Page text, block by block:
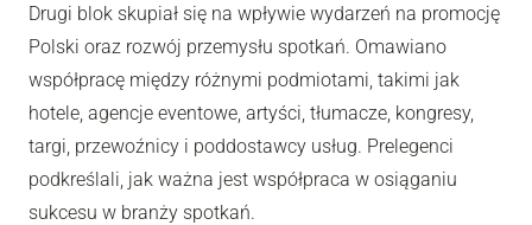
Drugi blok skupiał się na wpływie wydarzeń na promocję
Polski oraz rozwój przemysłu spotkań. Omawiano
współpracę między różnymi podmiotami, takimi jak
hotele, agencje eventowe, artyści, tłumacze, kongresy,
targi, przewoźnicy i poddostawcy usług. Prelegenci
podkreślali, jak ważna jest współpraca w osiąganiu
sukcesu w branży spotkań.